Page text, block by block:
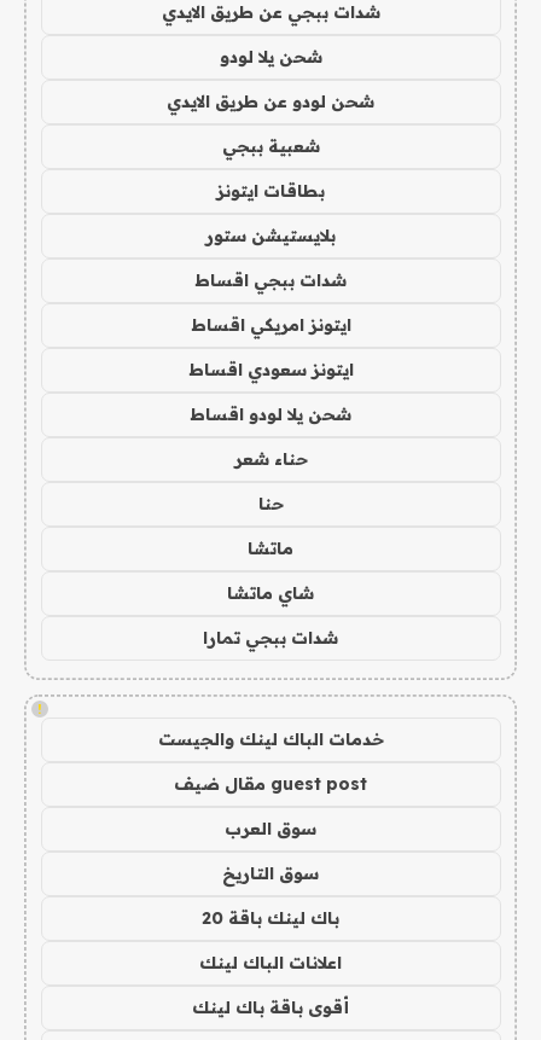
شدات ببجي عن طريق الايدي
شحن يلا لودو
شحن لودو عن طريق الايدي
شعبية ببجي
بطاقات ايتونز
بلايستيشن ستور
شدات ببجي اقساط
ايتونز امريكي اقساط
ايتونز سعودي اقساط
شحن يلا لودو اقساط
حناء شعر
حنا
ماتشا
شاي ماتشا
شدات ببجي تمارا
!
خدمات الباك لينك والجيست
guest post مقال ضيف
سوق العرب
سوق التاريخ
باك لينك باقة 20
اعلانات الباك لينك
أقوى باقة باك لينك